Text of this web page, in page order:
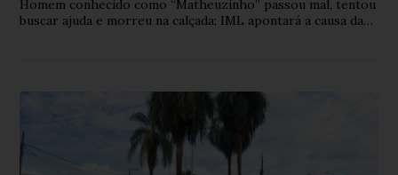
Homem conhecido como “Matheuzinho” passou mal, tentou
buscar ajuda e morreu na calçada; IML apontará a causa da